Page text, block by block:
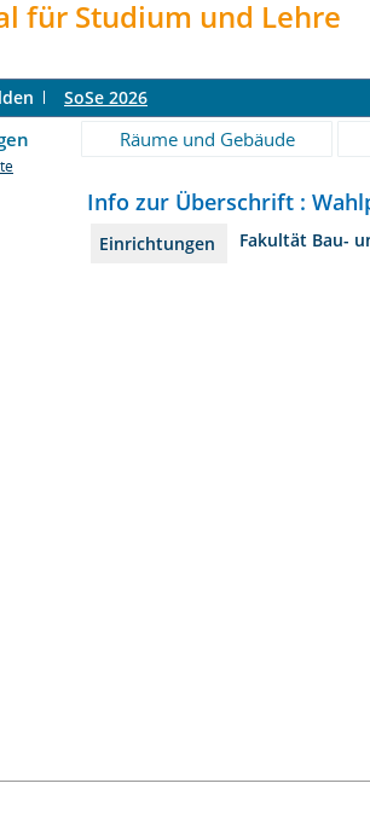
für Studium und Lehre
SoSe 2026
Räume und Gebäude
Info zur Überschrift :
Einrichtungen Fakultät Bau-